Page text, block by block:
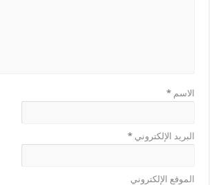
الاسم*
البريد الإلكتروني*
الموقع الإلكتروني